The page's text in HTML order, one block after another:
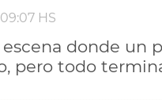
HS
escena donde un
pero todo